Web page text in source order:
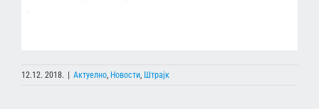
12.12. 2018. Актуелно, Новости, Штрајк